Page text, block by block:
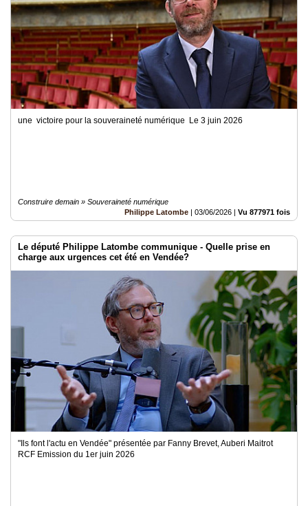
une victoire pour la souveraineté numérique Le 3 juin 2026
Construire demain » Souveraineté numérique
Philippe Latombe | 03/06/2026 | Vu 877971 fois
Le député Philippe Latombe communique - Quelle prise en
charge aux urgences cet été en Vendée?
"Ils font l'actu en Vendée" présentée par Fanny Brevet, Auberi Maitrot
RCF Emission du 1er juin 2026